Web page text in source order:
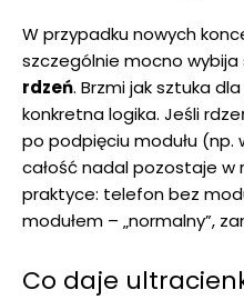
W przypadku nowych
szczególnie mocno wybija
rdzeń. Brzmi jak sztuka
konkretna logika. Jeśli
po podpięciu modułu
całość nadal pozostaje w
praktyce: telefon bez
modułem – „normalny”,
Co daje